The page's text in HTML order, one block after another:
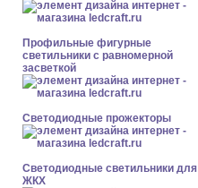
Профильные фигурные
светильники с равномерной
засветкой
Светодиодные прожекторы
Светодиодные светильники для
ЖКХ